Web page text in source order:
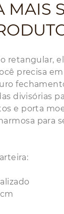
MAIS
retangular,
precisa
divisórias
e porta
para